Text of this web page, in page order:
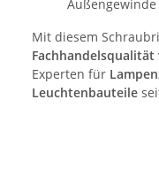
Außengewinde
Mit diesem
Experten für
Leuchtenbauteile